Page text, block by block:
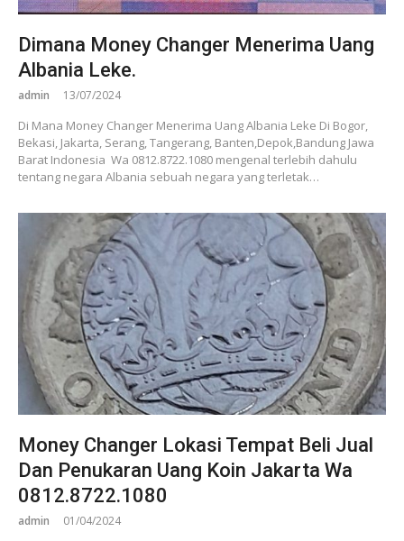
Dimana Money Changer Menerima Uang
Albania Leke.
admin 13/07/2024
Di Mana Money Changer Menerima Uang Albania Leke Di Bogor,
Bekasi, Jakarta, Serang, Tangerang, Banten,Depok,Bandung Jawa
Barat Indonesia Wa 0812.8722.1080 mengenal terlebih dahulu
tentang negara Albania sebuah negara yang terletak…
Money Changer Lokasi Tempat Beli Jual
Dan Penukaran Uang Koin Jakarta Wa
0812.8722.1080
admin 01/04/2024